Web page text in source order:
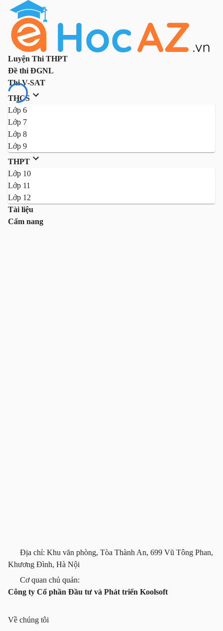
Luyện Thi THPT
Đề thi ĐGNL
Thi V-SAT
THCS
Lớp 6
Lớp 7
Lớp 8
Lớp 9
THPT
Lớp 10
Lớp 11
Lớp 12
Tài liệu
Cẩm nang
Địa chỉ: Khu văn phòng, Tòa Thành An, 699 Vũ Tông Phan,
Khương Đình, Hà Nội
Cơ quan chủ quản:
Công ty Cổ phần Đầu tư và Phát triển Koolsoft
Về chúng tôi